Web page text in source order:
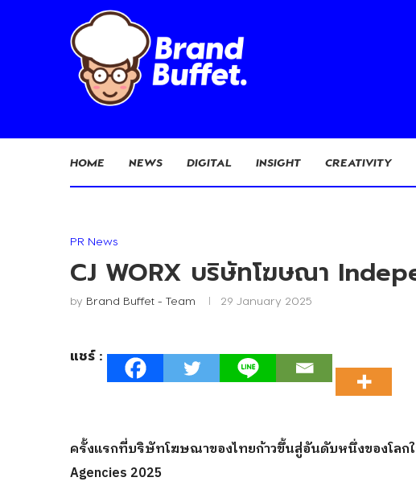
HOME NEWS DIGITAL INSIGHT CREATIVITY
PR News
CJ WORX บริษัทโฆษณา
by Brand Buffet - Team 29 January 2025
แชร์ :
ครั้งแรกที่บริษัทโฆษณาของไทยก้าวขึ้นสู่อันดับหนึ่งของโลก
Agencies 2025